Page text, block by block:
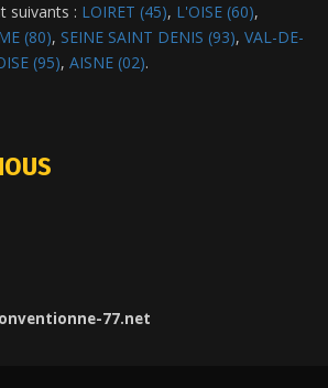
suivants : LOIRET (45), L'OISE (60),
(80), SEINE SAINT DENIS (93), VAL-DE-
(95), AISNE (02).
77.net